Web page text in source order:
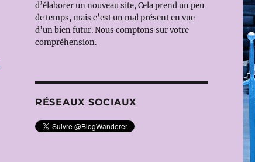
d’élaborer un nouveau site, Cela prend un peu
de temps, mais c’est un mal présent en vue
d’un bien futur. Nous comptons sur votre
compréhension.
RÉSEAUX SOCIAUX